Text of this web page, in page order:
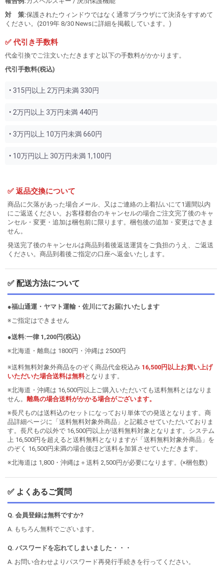
対 策:保護されたウィンドウではなく通常ブラウザにて決済をすすめて
ください。(2019年 8/30 Newsに詳細を掲載しています。)
✅ 代引き手数料
代金引換でご注文いただきますと以下の手数料がかかります。
代引手数料(税込)
• 315円以上 2万円未満 330円
• 2万円以上 3万円未満 440円
• 3万円以上 10万円未満 660円
• 10万円以上 30万円未満 1,100円
✅ 返品交換について
商品に欠落があった場合メール、又はご連絡の上着払いにて1週間以内
にご返送ください。お客様都合のキャンセルの場合ご注文完了後のキャ
ンセル・変更・追加は梱包前に限ります。梱包後の追加・変更はできま
せん。
発送完了後のキャンセルは商品到着後返送運賃をご負担のうえ、ご返送
ください。商品到着後ご指定の口座へ返金いたします。
✅ 配送方法について
●福山通運・ヤマト運輸・佐川にてお届けいたします
※ご指定はできません
●送料:一律 1,200円(税込)
※北海道・離島は 1800円・沖縄は 2500円
※送料無料対象外商品をのぞく商品代金税込み 16,500円以上お買い上げ
いただいた場合送料は無料となります。
※北海道・沖縄は 16,500円以上ご購入いただいても送料無料とはなりま
せん。 離島の場合送料がかかる場合がございます。
※長尺ものは送料込のセットになっており単体での発送となります。商
品詳細ページに「送料無料対象外商品」と記載させていただいておりま
す。長尺もの以外で 16,500円以上が送料無料対象となります。システム
上 16,500円を超えると送料無料となりますが「送料無料対象外商品」を
のぞく 16,500円未満の場合後ほど送料を加算させていただきます。
※北海道は 1,800・沖縄は＋送料 2,500円が必要になります。(×梱包数)
✅ よくあるご質問
Q. 会員登録は無料ですか?
A. もちろん無料でございます。
Q. パスワードを忘れてしまいました・・・
A. お問い合わせよりパスワード再発行手続きを行ってください。